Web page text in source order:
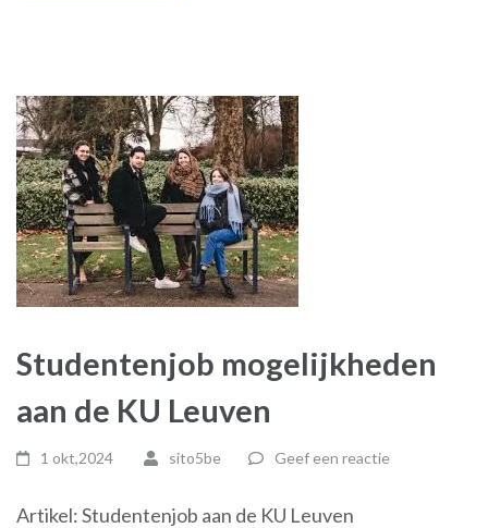
Studentenjob mogelijkheden
aan de KU Leuven
1 okt,2024 sito5be Geef een reactie
Artikel: Studentenjob aan de KU Leuven